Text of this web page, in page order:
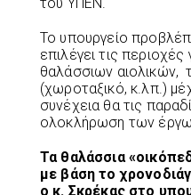
Το υπουργείο
επιλέγει τις
θαλάσσιων αιολικών,
(χωροταξικό, κ.λπ.)
συνέχεια θα τις
ολοκλήρωση των
Τα θαλάσσια
με βάση το
ο κ. Σκρέκας στο